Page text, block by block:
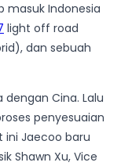
masuk Indonesia
light off road
dan sebuah
dengan Cina. Lalu
penyesuaian
ini Jaecoo baru
Shawn Xu, Vice